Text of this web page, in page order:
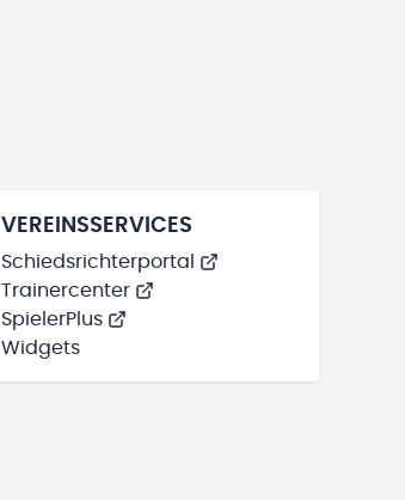
VEREINSSERVICES
Schiedsrichterportal
Trainercenter
SpielerPlus
Widgets